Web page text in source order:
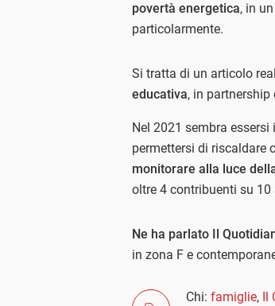
povertà energetica, in
particolarmente.
Si tratta di un articolo
educativa, in partnership
Nel 2021 sembra
permettersi di riscaldare
monitorare alla luce
oltre 4 contribuenti su
Ne ha parlato Il
in zona F e
Chi: famiglie, Il